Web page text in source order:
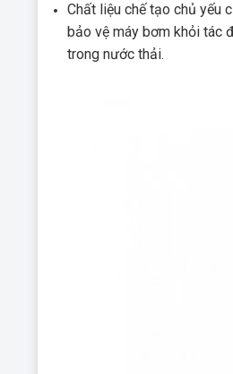
Chất liệu chế tạo chủ yếu
bảo vệ máy bơm khỏi tác
trong nước thải.